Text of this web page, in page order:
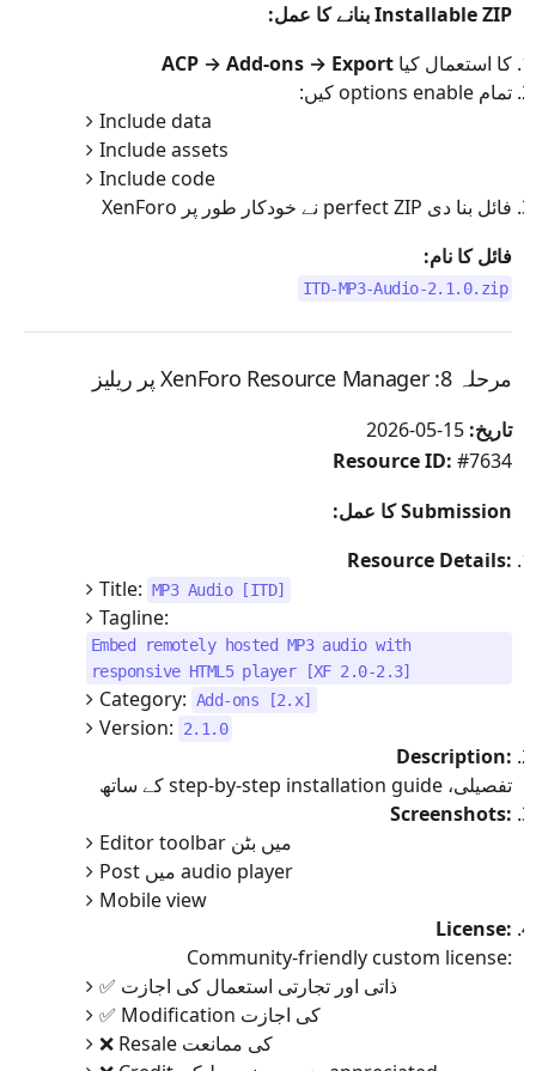
Installable ZIP بنانے کا عمل:
ACP → Add-ons → Export کا استعمال کیا
تمام options enable کیں:
Include data
Include assets
Include code
XenForo نے خودکار طور پر perfect ZIP فائل بنا دی
فائل کا نام:
ITD-MP3-Audio-2.1.0.zip
مرحلہ 8: XenForo Resource Manager پر ریلیز
تاریخ:
Resource ID: #7634
Submission کا عمل:
Resource Details:
Title:
[ITD] MP3 Audio
Tagline:
Embed remotely hosted MP3 audio with
responsive HTML5 player [XF 2.0-2.3]
Category: Add-ons [2.x]
Version: 2.1.0
Description:
تفصیلی، step-by-step installation guide کے ساتھ
Screenshots:
Editor toolbar میں بٹن
Post میں audio player
Mobile view
License:
Community-friendly custom license:
✅ ذاتی اور تجارتی استعمال کی اجازت
✅ Modification کی اجازت
❌ Resale کی ممانعت